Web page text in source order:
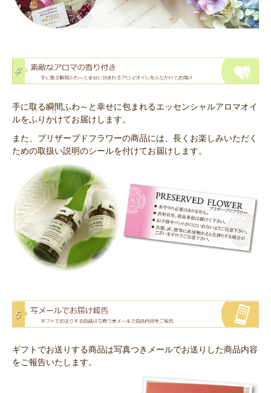
手に取る瞬間ふわ～と幸せに包まれるエッセンシャルアロマオイ
ルをふりかけてお届けします。
また、プリザーブドフラワーの商品には、長くお楽しみいただく
ための取扱い説明のシールを付けてお届けします。
ギフトでお送りする商品は写真つきメールでお送りした商品内容
をご報告いたします。